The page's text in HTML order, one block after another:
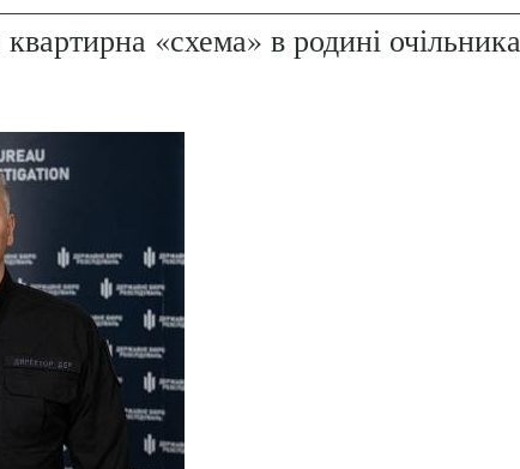
«схема» в родині очільника